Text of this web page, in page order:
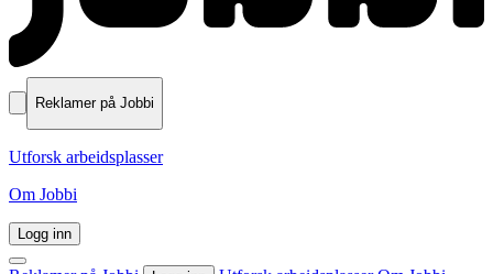
Reklamer på Jobbi
Utforsk arbeidsplasser
Om Jobbi
Logg inn